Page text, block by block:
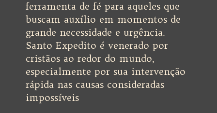
ferramenta de fé para aqueles que
buscam auxílio em momentos de
grande necessidade e urgência.
Santo Expedito é venerado por
cristãos ao redor do mundo,
especialmente por sua intervenção
rápida nas causas consideradas
impossíveis